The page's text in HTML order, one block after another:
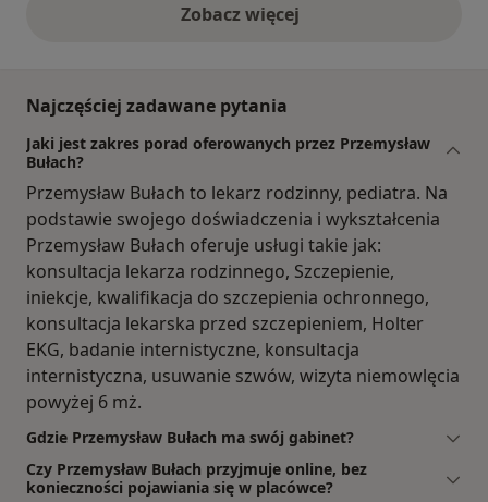
Zobacz więcejopinie powyżej
Najczęściej zadawane pytania
Jaki jest zakres porad oferowanych przez Przemysław
Bułach?
Przemysław Bułach to lekarz rodzinny, pediatra. Na
podstawie swojego doświadczenia i wykształcenia
Przemysław Bułach oferuje usługi takie jak:
konsultacja lekarza rodzinnego, Szczepienie,
iniekcje, kwalifikacja do szczepienia ochronnego,
konsultacja lekarska przed szczepieniem, Holter
EKG, badanie internistyczne, konsultacja
internistyczna, usuwanie szwów, wizyta niemowlęcia
powyżej 6 mż.
Gdzie Przemysław Bułach ma swój gabinet?
Czy Przemysław Bułach przyjmuje online, bez
konieczności pojawiania się w placówce?